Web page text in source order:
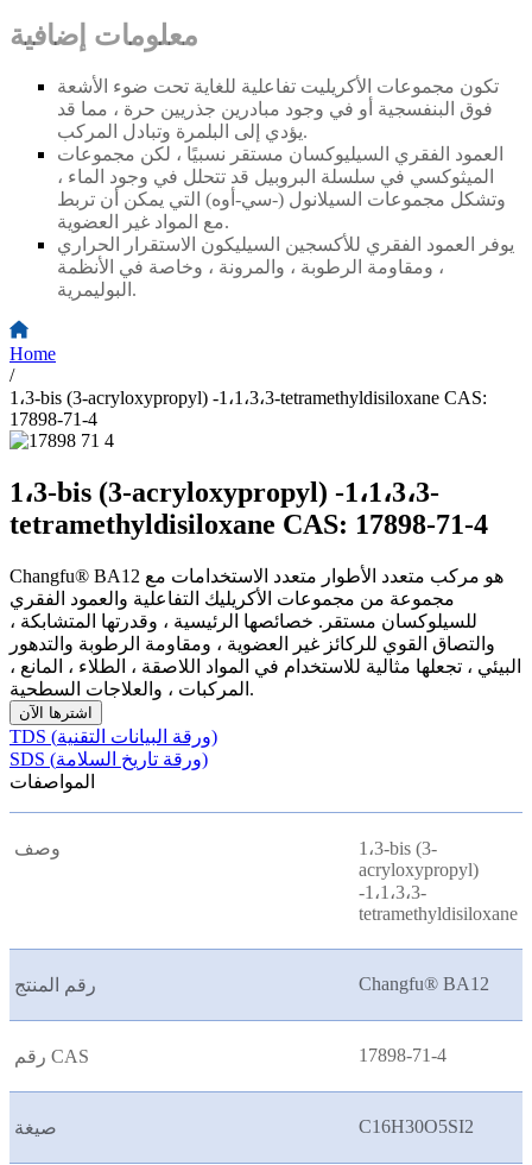
معلومات إضافية
تكون مجموعات الأكريليت تفاعلية للغاية تحت ضوء الأشعة
فوق البنفسجية أو في وجود مبادرين جذريين حرة ، مما قد
يؤدي إلى البلمرة وتبادل المركب.
العمود الفقري السيليوكسان مستقر نسبيًا ، لكن مجموعات
الميثوكسي في سلسلة البروبيل قد تتحلل في وجود الماء ،
وتشكل مجموعات السيلانول (-سي- أوه) التي يمكن أن تربط
مع المواد غير العضوية.
يوفر العمود الفقري للأكسجين السيليكون الاستقرار الحراري
، ومقاومة الرطوبة ، والمرونة ، وخاصة في الأنظمة
البوليمرية.
Home
/
1،3-bis (3-acryloxypropyl) -1،1،3،3-tetramethyldisiloxane CAS:
17898-71-4
1،3-bis (3-acryloxypropyl) -1،1،3،3-
tetramethyldisiloxane CAS: 17898-71-4
Changfu® BA12 هو مركب متعدد الأطوار متعدد الاستخدامات مع
مجموعة من مجموعات الأكريليك التفاعلية والعمود الفقري
للسيلوكسان مستقر. خصائصها الرئيسية ، وقدرتها المتشابكة ،
والتصاق القوي للركائز غير العضوية ، ومقاومة الرطوبة والتدهور
البيئي ، تجعلها مثالية للاستخدام في المواد اللاصقة ، الطلاء ، المانع ،
المركبات ، والعلاجات السطحية.
اشترها الآن
TDS (ورقة البيانات التقنية)
SDS (ورقة تاريخ السلامة)
المواصفات
وصف
1،3-bis (3-
acryloxypropyl)
-1،1،3،3-
tetramethyldisiloxane
رقم المنتج Changfu® BA12
رقم CAS 17898-71-4
صيغة C16H30O5SI2